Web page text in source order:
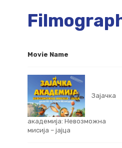
Movie Name
Зајачка
академија: Невозможна
мисија – јајца